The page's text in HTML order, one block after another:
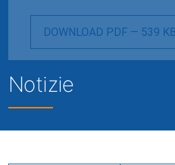
DOWNLOAD PDF — 539 KB
Notizie